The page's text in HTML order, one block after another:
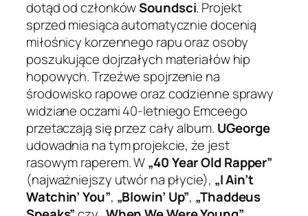
dotąd od członkówSoundsci. Projekt
sprzed miesiąca automatycznie docenią
miłośnicy korzennego rapu oraz osoby
poszukujące dojrzałych materiałów hip
hopowych. Trzeźwe spojrzenie na
środowisko rapowe oraz codzienne sprawy
widziane oczami 40-letniego Emceego
przetaczają się przez cały album. UGeorge
udowadnia na tym projekcie, że jest
rasowym raperem. W„40 Year Old Rapper”
(najważniejszy utwór na płycie), „I Ain’t
Watchin’ You”, „Blowin’ Up”, „Thaddeus